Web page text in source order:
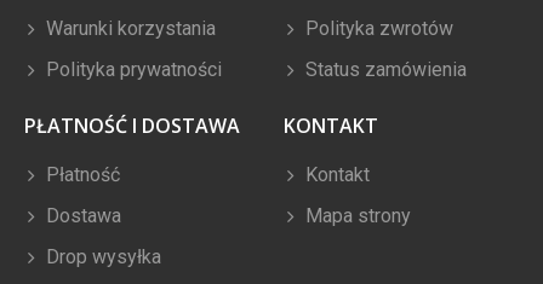
Warunki korzystania
Polityka prywatności
Polityka zwrotów
Status zamówienia
PŁATNOŚĆ I DOSTAWA
Płatność
Dostawa
Drop wysyłka
KONTAKT
Kontakt
Mapa strony